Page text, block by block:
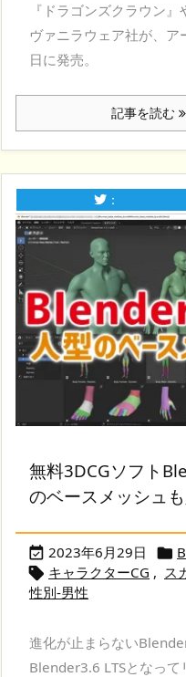
『ドラゴンズクラウン
ヴァニラウェア社が、
日に発売。
記事を読む
：
無料3DCGソフト
のベースメッシュ
 2023年6月29日 
 キャラクターCG , ス
性別-男性
進化が止まらない
Blender3.6 LTSとなっ